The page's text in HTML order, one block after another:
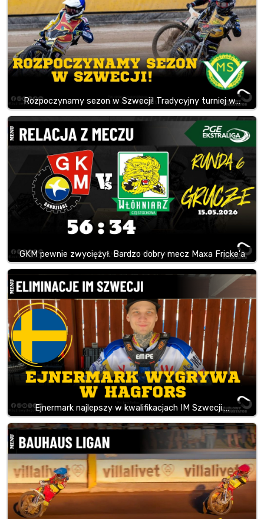
Rozpoczynamy sezon w Szwecji! Tradycyjny turniej w…
GKM pewnie zwyciężył. Bardzo dobry mecz Maxa Fricke'a
Ejnermark najlepszy w kwalifikacjach IM Szwecji.…